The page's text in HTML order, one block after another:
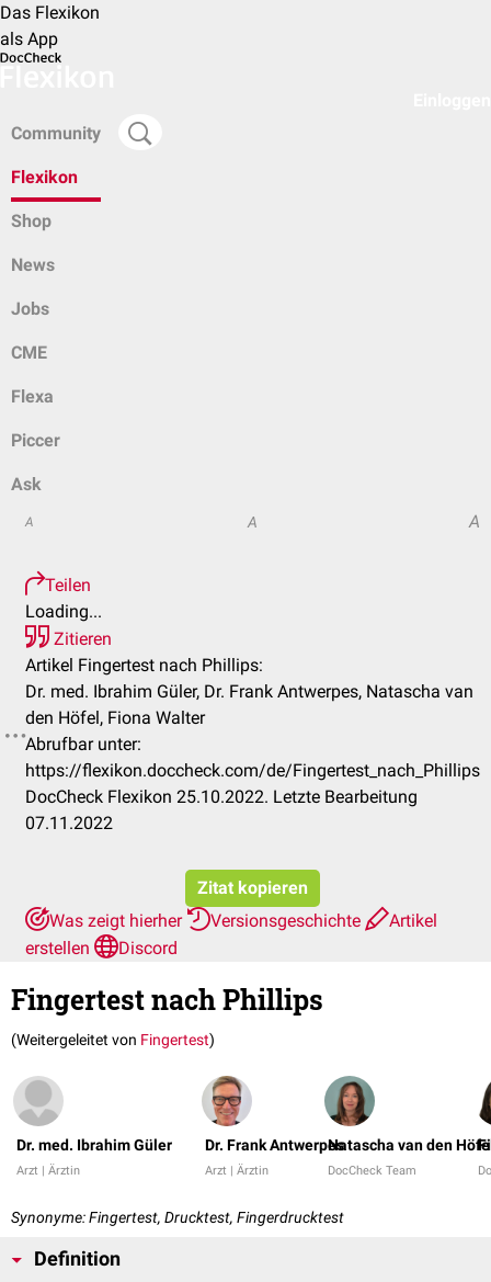
Das Flexikon
als App
Community
Flexikon
Shop
News
Jobs
CME
Flexa
Piccer
Ask
A A A
Teilen
Loading...
Zitieren
Artikel Fingertest nach Phillips:
Dr. med. Ibrahim Güler, Dr. Frank Antwerpes, Natascha van
den Höfel, Fiona Walter
Abrufbar unter:
https://flexikon.doccheck.com/de/Fingertest_nach_Phillips
DocCheck Flexikon 25.10.2022. Letzte Bearbeitung
07.11.2022
Zitat kopieren
Was zeigt hierher
Versionsgeschichte
Artikel
erstellen
Discord
Fingertest nach Phillips
(Weitergeleitet von Fingertest)
Dr. med. Ibrahim Güler
Arzt | Ärztin
Dr. Frank Antwerpes
Arzt | Ärztin
Natascha van den
DocCheck Team
Synonyme: Fingertest, Drucktest, Fingerdrucktest
Definition